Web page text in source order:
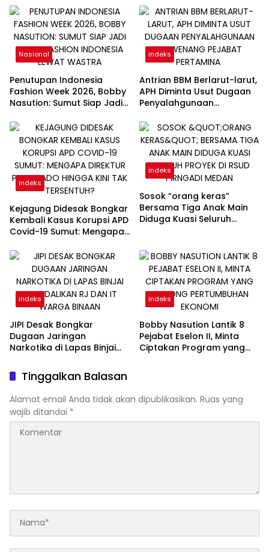
Nasional
Penutupan Indonesia
Fashion Week 2026, Bobby
Nasution: Sumut Siap Jadi
Lewat Wastra
indeks
Antrian BBM Berlarut-larut,
APH Diminta Usut Dugaan
Penyalahgunaan
Pertamina
indeks
Kejagung Didesak Bongkar
Kembali Kasus Korupsi APD
Covid-19 Sumut: Mengapa
Kini Tak Tersentuh?
indeks
Sosok “orang keras”
Bersama Tiga Anak Main
Diduga Kuasi Seluruh
indeks
JIPI Desak Bongkar
Dugaan Jaringan
Narkotika di Lapas Binjai
Warga Binaan
indeks
Bobby Nasution Lantik 8
Pejabat Eselon II, Minta
Ciptakan Program yang
Tinggalkan Balasan
Alamat email Anda tidak akan dipublikasikan. Ruas yang
wajib ditandai *